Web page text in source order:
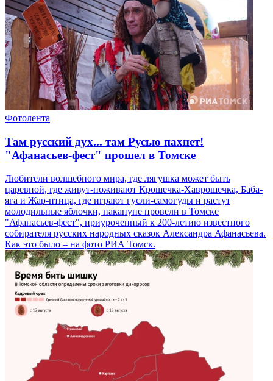
Фотолента
Там русский дух... там Русью пахнет!
"Афанасьев-фест" прошел в Томске
Любители волшебного мира, где лягушка может быть
царевной, где живут-поживают Крошечка-Хаврошечка, Баба-
яга и Жар-птица, где играют гусли-самогуды и растут
молодильные яблочки, накануне провели в Томске
"Афанасьев-фест", приуроченный к 200-летию известного
собирателя русских народных сказок Александра Афанасьева.
Как это было – на фото РИА Томск.